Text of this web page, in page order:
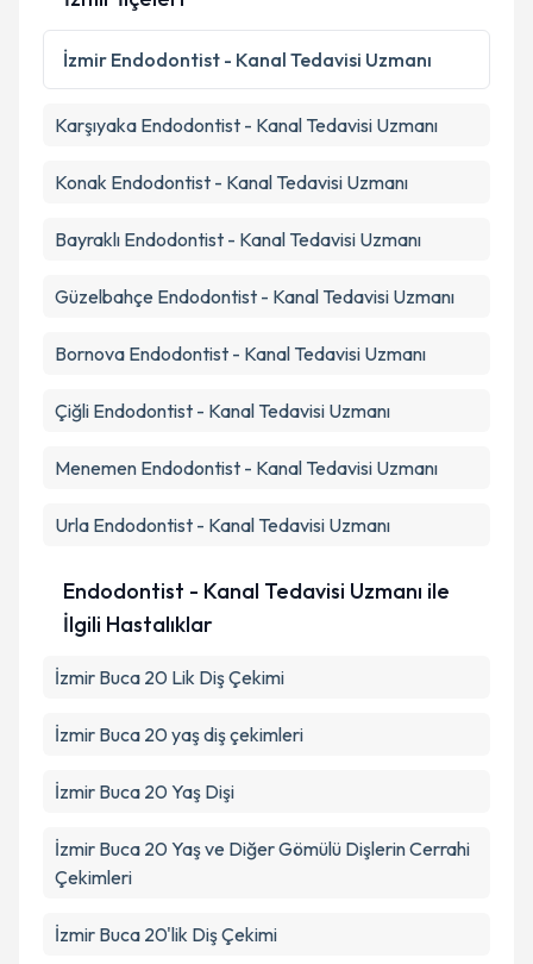
Kişisel verilerimin işlenmesine ilişkinAydınlatma
Metni
'ni okudum ve kişisel verilerimin belirtilen
kapsamda işlenmesini kabul ediyorum.
İzmir Endodontist - Kanal Tedavisi Uzmanı
Karşıyaka Endodontist - Kanal Tedavisi Uzmanı
Konak Endodontist - Kanal Tedavisi Uzmanı
Bayraklı Endodontist - Kanal Tedavisi Uzmanı
Güzelbahçe Endodontist - Kanal Tedavisi Uzmanı
Bornova Endodontist - Kanal Tedavisi Uzmanı
Çiğli Endodontist - Kanal Tedavisi Uzmanı
Menemen Endodontist - Kanal Tedavisi Uzmanı
Urla Endodontist - Kanal Tedavisi Uzmanı
Endodontist - Kanal Tedavisi Uzmanı ile
İlgili Hastalıklar
İzmir Buca 20 Lik Diş Çekimi
İzmir Buca 20 yaş diş çekimleri
İzmir Buca 20 Yaş Dişi
İzmir Buca 20 Yaş ve Diğer Gömülü Dişlerin Cerrahi
Çekimleri
İzmir Buca 20'lik Diş Çekimi